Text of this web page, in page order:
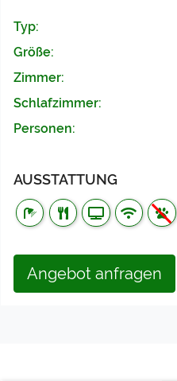
Typ:
Größe:
Zimmer:
Schlafzimmer:
Personen:
AUSSTATTUNG
Angebot anfragen